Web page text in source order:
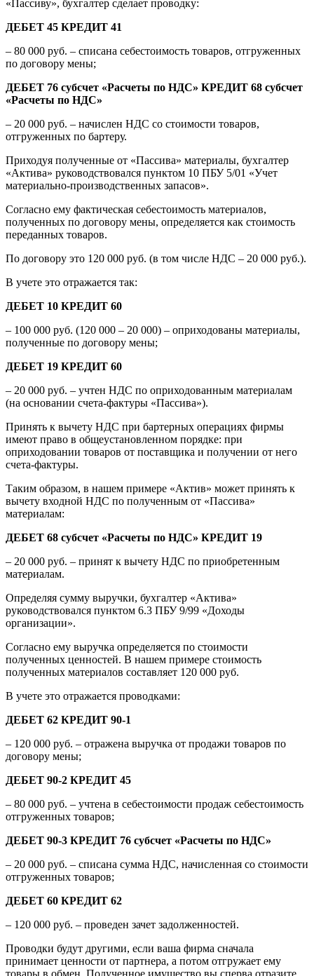
«Пассиву», бухгалтер сделает проводку:
ДЕБЕТ 45 КРЕДИТ 41
– 80 000 руб. – списана себестоимость товаров, отгруженных
по договору мены;
ДЕБЕТ 76 субсчет «Расчеты по НДС» КРЕДИТ 68 субсчет
«Расчеты по НДС»
– 20 000 руб. – начислен НДС со стоимости товаров,
отгруженных по бартеру.
Приходуя полученные от «Пассива» материалы, бухгалтер
«Актива» руководствовался пунктом 10 ПБУ 5/01 «Учет
материально-производственных запасов».
Согласно ему фактическая себестоимость материалов,
полученных по договору мены, определяется как стоимость
переданных товаров.
По договору это 120 000 руб. (в том числе НДС – 20 000 руб.).
В учете это отражается так:
ДЕБЕТ 10 КРЕДИТ 60
– 100 000 руб. (120 000 – 20 000) – оприходованы материалы,
полученные по договору мены;
ДЕБЕТ 19 КРЕДИТ 60
– 20 000 руб. – учтен НДС по оприходованным материалам
(на основании счета-фактуры «Пассива»).
Принять к вычету НДС при бартерных операциях фирмы
имеют право в общеустановленном порядке: при
оприходовании товаров от поставщика и получении от него
счета-фактуры.
Таким образом, в нашем примере «Актив» может принять к
вычету входной НДС по полученным от «Пассива»
материалам:
ДЕБЕТ 68 субсчет «Расчеты по НДС» КРЕДИТ 19
– 20 000 руб. – принят к вычету НДС по приобретенным
материалам.
Определяя сумму выручки, бухгалтер «Актива»
руководствовался пунктом 6.3 ПБУ 9/99 «Доходы
организации».
Согласно ему выручка определяется по стоимости
полученных ценностей. В нашем примере стоимость
полученных материалов составляет 120 000 руб.
В учете это отражается проводками:
ДЕБЕТ 62 КРЕДИТ 90-1
– 120 000 руб. – отражена выручка от продажи товаров по
договору мены;
ДЕБЕТ 90-2 КРЕДИТ 45
– 80 000 руб. – учтена в себестоимости продаж себестоимость
отгруженных товаров;
ДЕБЕТ 90-3 КРЕДИТ 76 субсчет «Расчеты по НДС»
– 20 000 руб. – списана сумма НДС, начисленная со стоимости
отгруженных товаров;
ДЕБЕТ 60 КРЕДИТ 62
– 120 000 руб. – проведен зачет задолженностей.
Проводки будут другими, если ваша фирма сначала
принимает ценности от партнера, а потом отгружает ему